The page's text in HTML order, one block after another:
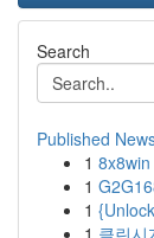
Search
Published
1
1
1
1 클린시